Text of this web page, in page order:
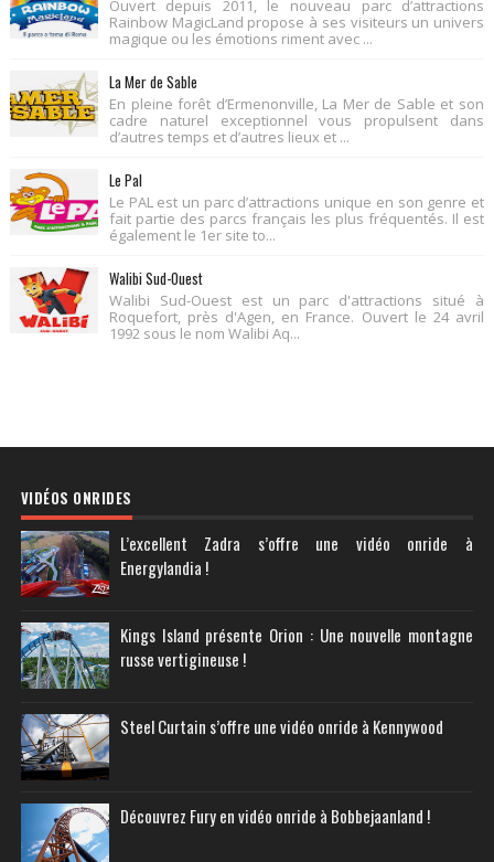
Ouvert depuis 2011, le nouveau parc d’attractions
Rainbow MagicLand propose à ses visiteurs un univers
magique ou les émotions riment avec ...
La Mer de Sable
En pleine forêt d’Ermenonville, La Mer de Sable et son
cadre naturel exceptionnel vous propulsent dans
d’autres temps et d’autres lieux et ...
Le Pal
Le PAL est un parc d’attractions unique en son genre et
fait partie des parcs français les plus fréquentés. Il est
également le 1er site to...
Walibi Sud-Ouest
Walibi Sud-Ouest est un parc d'attractions situé à
Roquefort, près d'Agen, en France. Ouvert le 24 avril
1992 sous le nom Walibi Aq...
VIDÉOS ONRIDES
L’excellent Zadra s’offre une vidéo onride à
Energylandia !
Kings Island présente Orion : Une nouvelle montagne
russe vertigineuse !
Steel Curtain s’offre une vidéo onride à Kennywood
Découvrez Fury en vidéo onride à Bobbejaanland !